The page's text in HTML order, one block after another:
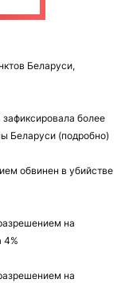
Беларуси,
более
Беларуси (подробно)
обвинен в убийстве
на
4%
на